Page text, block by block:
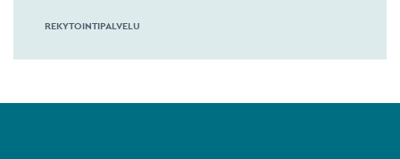
REKYTOINTIPALVELU